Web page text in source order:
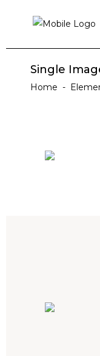
Single
Home -